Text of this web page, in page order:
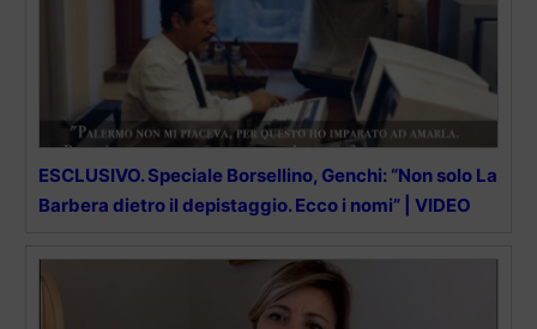
ESCLUSIVO. Speciale Borsellino, Genchi: “Non solo La
Barbera dietro il depistaggio. Ecco i nomi” | VIDEO